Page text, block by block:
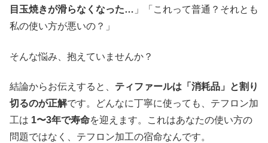
目玉焼きが滑らなくなった… 」「これって普通？それとも
私の使い方が悪いの？」
そんな悩み、抱えていませんか？
結論からお伝えすると、 ティファールは「消耗品」と割り
切るのが正解です。どんなに丁寧に使っても、テフロン加
工は 1〜3年で寿命を迎えます。これはあなたの使い方の
問題ではなく、テフロン加工の宿命なんです。